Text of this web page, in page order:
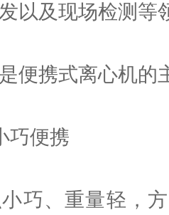
以及现场检测等
携式离心机的
便携
、重量轻，方